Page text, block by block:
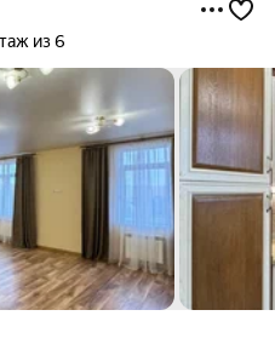
из 6